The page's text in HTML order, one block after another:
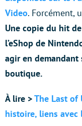
Video. Forcément,
Une copie du hit
l’eShop de
agir en
boutique.
À lire >The Last of
histoire, liens avec